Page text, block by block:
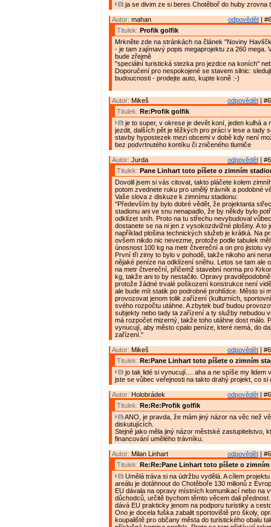
ja se divim ze si beres Chotěboř do huby zrovna
odpovědět |
Autor: mahan
Titulek: Profik golfik
Mrkněte zde na stránkách na článek "Noviny
- je tam zajímavý popis megaprojektu za 260 mega.
bude zřejmě
"speciální turistická stezka pro jezdce na koních"
Doporučení pro nespokojené se stavem silnic:
budoucnosti - prodejte auto, kupte koně :-)
odpovědět |
Autor: Mikeš
Titulek: Re:Profik golfik
je to super, v okrese je devět koní, jeden kulhá a
jezdit, dalších pět je těžkých pro práci v lese a tady
stavby hypostezek mezi obcemi v době kdy není
bez podvrtnutého kontíku či zničeného tlumiče
odpovědět |
Autor: Jurda
Titulek: Pane Linhart toto píšete o zimním
Dovolil jsem si vás citovat, takto pláčete kolem
potom zvednete ruku pro umělý trávník a podobné
Vaše slova z diskuze k zimnímu stadionu:
"Především by bylo dobré vědět, že projektanta
stadionu ani ve snu nenapadlo, že by někdy bylo
odklízet sníh. Proto na tu střechu nevybudoval
dostanete se na ni jen z vysokozdvižné plošiny. A to
například plošina technických služeb je krátká. Na
ovšem nikdo nic nevezme, protože podle tabulek
únosnost 100 kg na metr čtvereční a on pro jistotu
První tři zimy to bylo v pohodě, takže nikoho ani
nějaké peníze na odklízení sněhu. Letos se tam ale
na metr čtvereční, přičemž stavební norma pro
kg, takže ani to by nestačilo. Opravy
protože žádné trvalé poškození konstrukce není
ale bude mít statik po podrobné prohlídce. Město si
provozovat jenom tolik zařízení (kulturních,
svého rozpočtu utáhne. A zbytek buď budou
subjekty nebo tady ta zařízení a ty služby nebudou
má rozpočet mizerný, takže toho utáhne dost málo.
vynucují, aby město cpalo peníze, které nemá, do
zařízení."
odpovědět |
Autor: Mikeš
Titulek: Re:Pane Linhart toto píšete o zimním
jo tak lidé si vynucují.... aha a ne spíše my lidem
jste se vůbec veřejnosti na takto drahý projekt, co si
odpovědět |
Autor: Holobrádek
Titulek: Re:Re:Profik golfik
ANO, je pravda, že mám jiný názor na věc než
diskutujících.
Stejně jako měla jiný názor městské zastupitelstvo,
financování umělého trávníku.
odpovědět |
Autor: Milan Linhart
Titulek: Re:Re:Pane Linhart toto píšete o
Umělá tráva si na údržbu vydělá. A cílem
areálu je dotáhnout do Chotěboře 130 milionů z
EU dávala na opravy místních komunikací nebo na
důchodců, určitě bychom těmto věcem dali
dává EU prakticky jenom na podporu turistiky a
Ono je docela fuška zabalit sportoviště pro školy,
koupaliště pro občany města do turistického obalu